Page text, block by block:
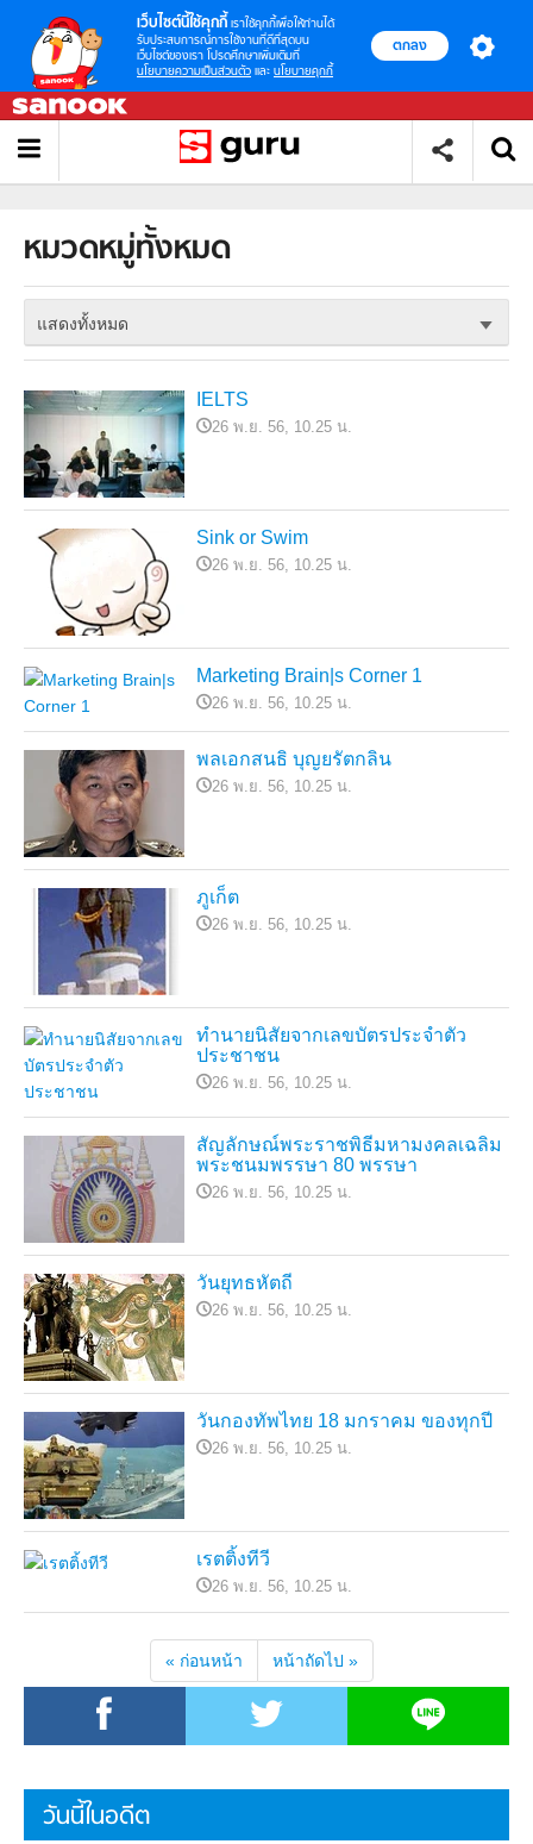
เว็บไซต์นี้ใช้คุกกี้ เราใช้คุกกี้เพื่อให้ท่านได้
รับประสบการณ์การใช้งานที่ดีที่สุดบน
เว็บไซต์ของเรา โปรดศึกษาเพิ่มเติมที่
นโยบายความเป็นส่วนตัว และ นโยบายคุกกี้
ตกลง
หมวดหมู่ทั้งหมด
แสดงทั้งหมด
IELTS
26 พ.ย. 56, 10.25 น.
Sink or Swim
26 พ.ย. 56, 10.25 น.
Marketing Brain|s Corner 1
26 พ.ย. 56, 10.25 น.
พลเอกสนธิ บุญยรัตกลิน
26 พ.ย. 56, 10.25 น.
ภูเก็ต
26 พ.ย. 56, 10.25 น.
ทำนายนิสัยจากเลขบัตรประจำตัว
ประชาชน
26 พ.ย. 56, 10.25 น.
สัญลักษณ์พระราชพิธีมหามงคลเฉลิม
พระชนมพรรษา 80 พรรษา
26 พ.ย. 56, 10.25 น.
วันยุทธหัตถี
26 พ.ย. 56, 10.25 น.
วันกองทัพไทย 18 มกราคม ของทุกปี
26 พ.ย. 56, 10.25 น.
เรตติ้งทีวี
26 พ.ย. 56, 10.25 น.
« ก่อนหน้า หน้าถัดไป »
วันนี้ในอดีต